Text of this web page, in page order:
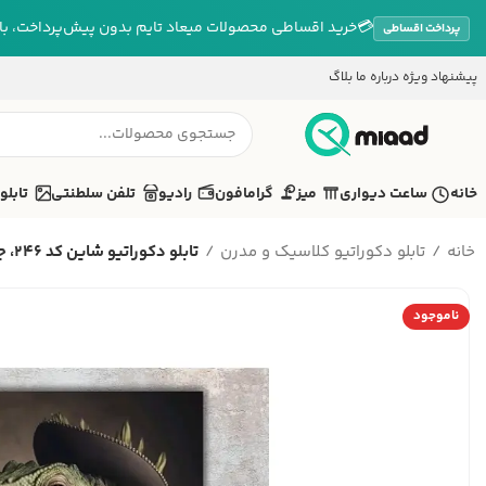
پرداخت اقساطی 💳خرید اقساطی محصولات میعاد تایم بدون پیش‌پرداخت،
پیشنهاد ویژه درباره ما بلاگ
خانه ساعت دیواری میز گرامافون رادیو تلفن سلطنتی تابلو
خانه تابلو دکوراتیو کلاسیک و مدرن تابلو دکوراتیو شاین کد 246، جد...
ناموجود